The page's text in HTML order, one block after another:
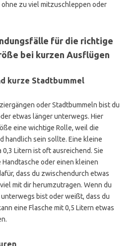
zu viel mitzuschleppen oder
für die richtige
bei kurzen Ausflügen
kurze Stadtbummel
oder Stadtbummeln bist du
etwas länger unterwegs. Hier
eine wichtige Rolle, weil die
handlich sein sollte. Eine kleine
Litern ist oft ausreichend. Sie
Handtasche oder einen kleinen
dass du zwischendurch etwas
mit dir herumzutragen. Wenn du
bist oder weißt, dass du
eine Flasche mit 0,5 Litern etwas